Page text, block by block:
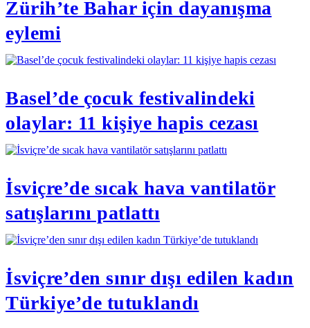
Zürih’te Bahar için dayanışma
eylemi
Basel’de çocuk festivalindeki
olaylar: 11 kişiye hapis cezası
İsviçre’de sıcak hava vantilatör
satışlarını patlattı
İsviçre’den sınır dışı edilen kadın
Türkiye’de tutuklandı